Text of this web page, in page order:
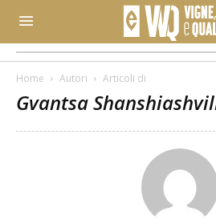
Home Autori Articoli di
Gvantsa